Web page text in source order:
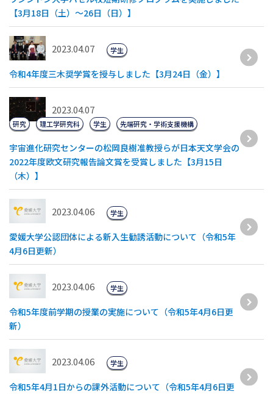
【3月18日（土）～26日（日）】
2023.04.07
令和4年度三木奨学賞を授与しました【3月24日（金）】
学生
2023.04.07
宇宙進化研究センターの松岡良樹准教授らが日本天文学会の
2022年度欧文研究報告論文賞を受賞しました【3月15日
（木）】
研究 理工学研究科 学生 先端研究・学術支援機構
2023.04.06
愛媛大学公認団体による新入生勧誘活動について（令和5年
4月6日更新）
学生
2023.04.06
令和5年度前学期の授業の実施について（令和5年4月6日更
新）
学生
2023.04.06
令和5年4月1日からの課外活動について（令和5年4月6日更
学生